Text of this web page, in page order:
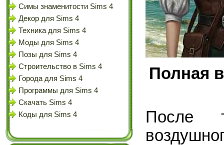
Симы знаменитости Sims 4
Декор для Sims 4
Техника для Sims 4
Моды для Sims 4
Позы для Sims 4
Строительство в Sims 4
Города для Sims 4
Программы для Sims 4
Скачать Sims 4
Коды для Sims 4
Полная
После